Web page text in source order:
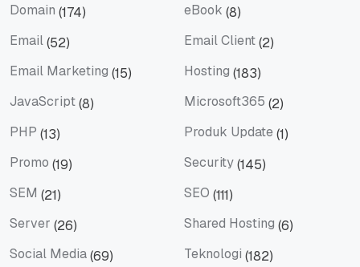
Domain (174) eBook (8)
Email(52) Email Client(2)
Email Marketing (15) Hosting (183)
JavaScript(8) Microsoft365 (2)
PHP (13) Produk Update (1)
Promo (19) Security(145)
SEM (21) SEO (111)
Server (26) Shared Hosting (6)
Social Media(69) Teknologi (182)